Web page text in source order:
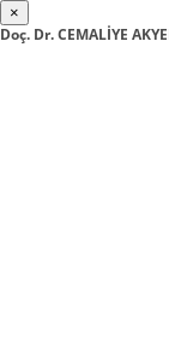
×
Doç. Dr. CEMALİYE